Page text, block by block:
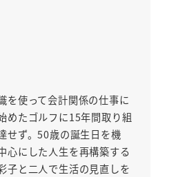
を使って会計関係の仕事に
めたゴルフに15年間取り組
せず。50歳の誕生日を機
心にした人生を再構築する
子と二人で生活の見直しを